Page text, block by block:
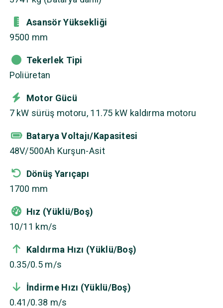
Asansör Yüksekliği
9500 mm
Tekerlek Tipi
Poliüretan
Motor Gücü
7 kW sürüş motoru, 11.75 kW kaldırma motoru
Batarya Voltajı/Kapasitesi
48V/500Ah Kurşun-Asit
Dönüş Yarıçapı
1700 mm
Hız (Yüklü/Boş)
10/11 km/s
Kaldırma Hızı (Yüklü/Boş)
0.35/0.5 m/s
İndirme Hızı (Yüklü/Boş)
0.41/0.38 m/s